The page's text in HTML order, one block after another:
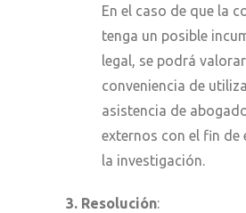
En el caso de que la
tenga un posible
legal, se podrá
conveniencia de
asistencia de
externos con el fin de
la investigación.
3. Resolución: